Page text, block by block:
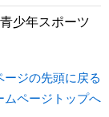
少年スポーツ
ージの先頭に戻る
ムページトップへ